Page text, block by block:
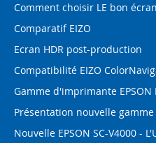
Comment choisir LE bon écran
Comparatif EIZO
Ecran HDR post-production
Compatibilité EIZO
Gamme d'imprimante EPSON
Présentation nouvelle gamme
Nouvelle EPSON SC-V4000 -